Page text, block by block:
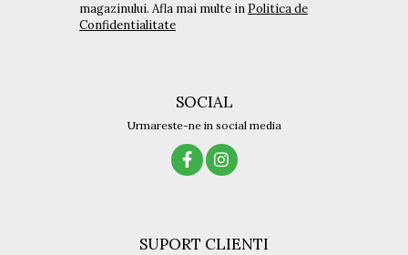
magazinului. Afla mai multe in Politica de
Confidentialitate
SOCIAL
Urmareste-ne in social media
SUPORT CLIENTI